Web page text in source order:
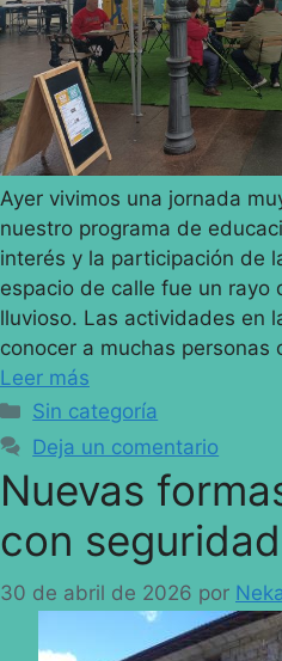
Ayer vivimos una jornada
nuestro programa de
interés y la participación de
espacio de calle fue un rayo
lluvioso. Las actividades en
conocer a muchas
Leer más
Sin categoría
Deja un comentario
Nuevas
con
30 de abril de 2026 por